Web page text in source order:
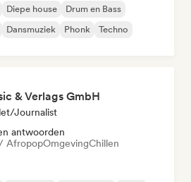
Diepe house
Drum en Bass
Dansmuziek Phonk Techno
& Verlags GmbH
Journalist
antwoorden
AfropopOmgevingChillen